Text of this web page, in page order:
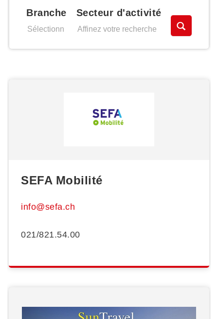
Branche Secteur d'activité
SEFA Mobilité
info@sefa.ch
021/821.54.00